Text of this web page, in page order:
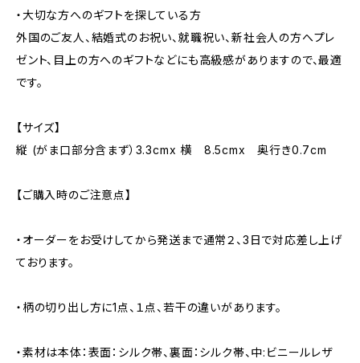
・大切な方へのギフトを探している方
外国のご友人、結婚式のお祝い、就職祝い、新社会人の方へプレ
ゼント、目上の方へのギフトなどにも高級感がありますので、最適
です。
【サイズ】
縦 (がま口部分含まず）3.3cmx 横 8.5cmx 奥行き0.7cm
【ご購入時のご注意点】
・オーダーをお受けしてから発送まで通常２、3日で対応差し上げ
ております。
・柄の切り出し方に1点、１点、若干の違いがあります。
・素材は本体：表面：シルク帯、裏面：シルク帯、中:ビニールレザ